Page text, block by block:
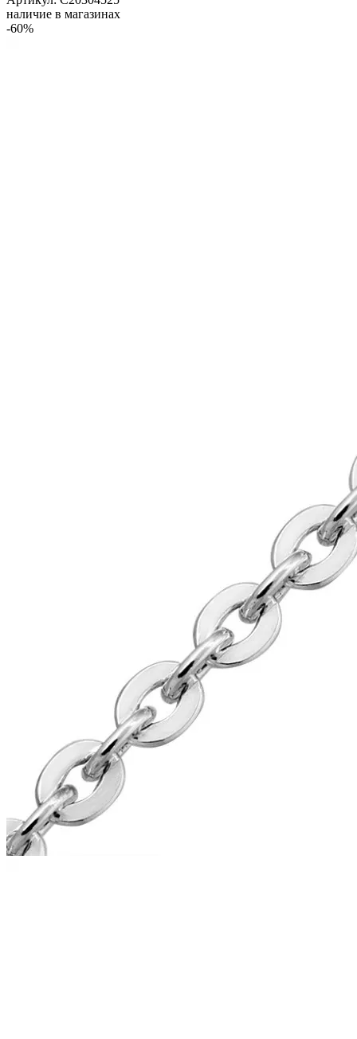
наличие в магазинах
-60%